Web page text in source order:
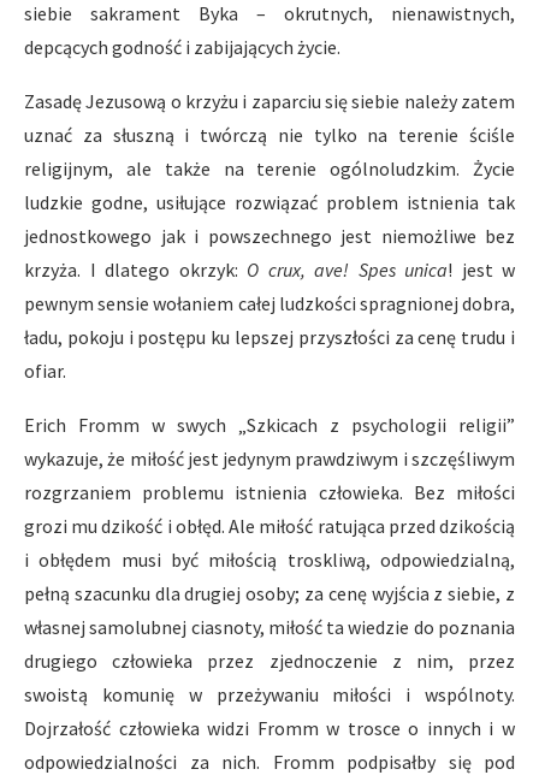
siebie sakrament Byka – okrutnych, nienawistnych,
depcących godność i zabijających życie.
Zasadę Jezusową o krzyżu i zaparciu się siebie należy zatem
uznać za słuszną i twórczą nie tylko na terenie ściśle
religijnym, ale także na terenie ogólnoludzkim. Życie
ludzkie godne, usiłujące rozwiązać problem istnienia tak
jednostkowego jak i powszechnego jest niemożliwe bez
krzyża. I dlatego okrzyk: O crux, ave! Spes unica! jest w
pewnym sensie wołaniem całej ludzkości spragnionej dobra,
ładu, pokoju i postępu ku lepszej przyszłości za cenę trudu i
ofiar.
Erich Fromm w swych „Szkicach z psychologii religii”
wykazuje, że miłość jest jedynym prawdziwym i szczęśliwym
rozgrzaniem problemu istnienia człowieka. Bez miłości
grozi mu dzikość i obłęd. Ale miłość ratująca przed dzikością
i obłędem musi być miłością troskliwą, odpowiedzialną,
pełną szacunku dla drugiej osoby; za cenę wyjścia z siebie, z
własnej samolubnej ciasnoty, miłość ta wiedzie do poznania
drugiego człowieka przez zjednoczenie z nim, przez
swoistą komunię w przeżywaniu miłości i wspólnoty.
Dojrzałość człowieka widzi Fromm w trosce o innych i w
odpowiedzialności za nich. Fromm podpisałby się pod